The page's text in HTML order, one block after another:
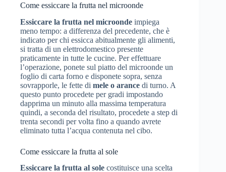
Come essiccare la frutta nel microonde
Essiccare la frutta nel microonde impiega
meno tempo: a differenza del precedente, che è
indicato per chi essicca abitualmente gli alimenti,
si tratta di un elettrodomestico presente
praticamente in tutte le cucine. Per effettuare
l’operazione, ponete sul piatto del microonde un
foglio di carta forno e disponete sopra, senza
sovrapporle, le fette di mele o arance di turno. A
questo punto procedete per gradi impostando
dapprima un minuto alla massima temperatura
quindi, a seconda del risultato, procedete a step di
trenta secondi per volta fino a quando avrete
eliminato tutta l’acqua contenuta nel cibo.
Come essiccare la frutta al sole
Essiccare la frutta al sole costituisce una scelta